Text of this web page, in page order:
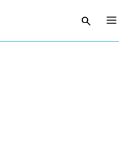
searchAvaa haku